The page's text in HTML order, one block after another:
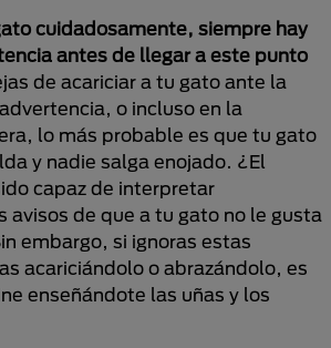
cuidadosamente, siempre hay
antes de llegar a este punto
de acariciar a tu gato ante la
o incluso en la
lo más probable es que tu gato
y nadie salga enojado. ¿El
capaz de interpretar
avisos de que a tu gato no le gusta
embargo, si ignoras estas
acariciándolo o abrazándolo, es
enseñándote las uñas y los